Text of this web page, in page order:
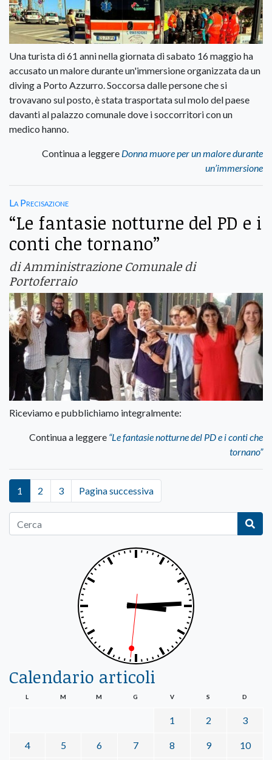
Una turista di 61 anni nella giornata di sabato 16 maggio ha
accusato un malore durante un'immersione organizzata da un
diving a Porto Azzurro. Soccorsa dalle persone che si
trovavano sul posto, è stata trasportata sul molo del paese
davanti al palazzo comunale dove i soccorritori con un
medico hanno.
Continua a leggere Donna muore per un malore durante
un’immersione
La Precisazione
“Le fantasie notturne del PD e i
conti che tornano”
di Amministrazione Comunale di
Portoferraio
Riceviamo e pubblichiamo integralmente:
Continua a leggere “Le fantasie notturne del PD e i conti che
tornano”
1 2 3 Pagina successiva
Calendario articoli
L M M G V S D
1 2 3
4 5 6 7 8 9 10